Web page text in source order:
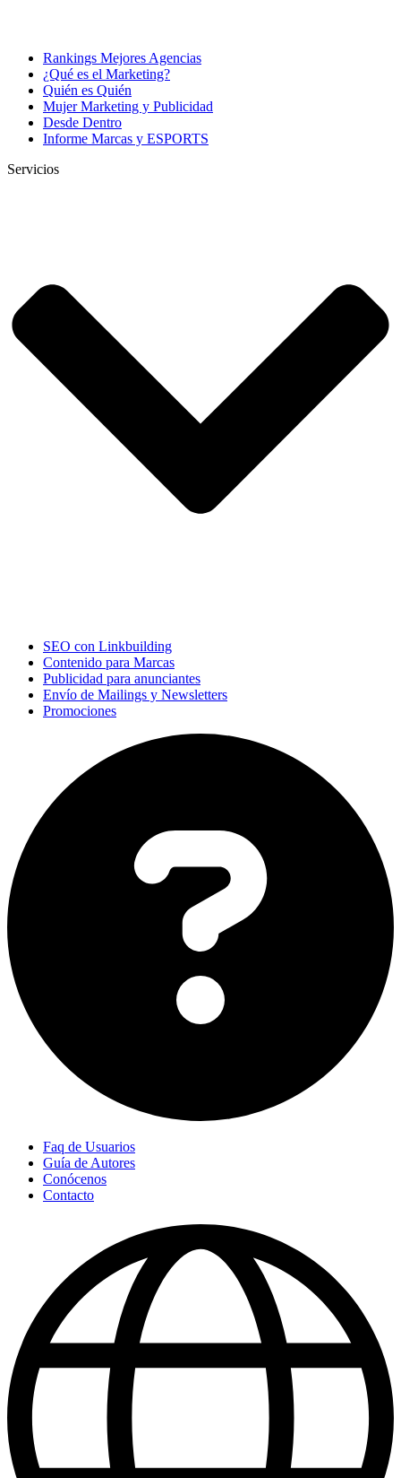
Rankings Mejores Agencias
¿Qué es el Marketing?
Quién es Quién
Mujer Marketing y Publicidad
Desde Dentro
Informe Marcas y ESPORTS
Servicios
SEO con Linkbuilding
Contenido para Marcas
Publicidad para anunciantes
Envío de Mailings y Newsletters
Promociones
Faq de Usuarios
Guía de Autores
Conócenos
Contacto